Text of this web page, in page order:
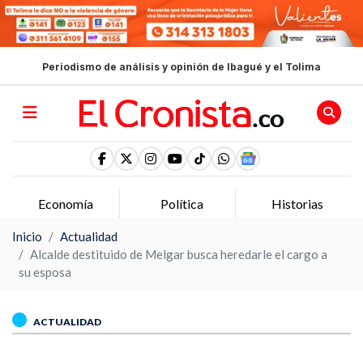
Periodismo de análisis y opinión de Ibagué y el Tolima
Economía Política Historias
Inicio
Actualidad
Alcalde destituido de Melgar busca heredarle el cargo a
su esposa
ACTUALIDAD